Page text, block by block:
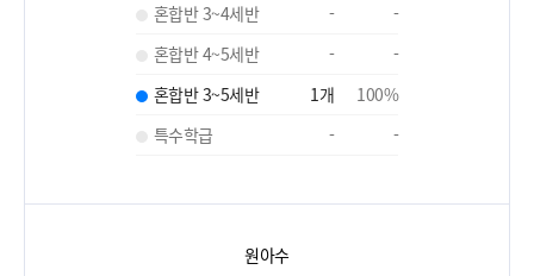
혼합반 3~4세반
-
-
혼합반 4~5세반
-
-
혼합반 3~5세반
1개 100%
특수학급
- -
원아수